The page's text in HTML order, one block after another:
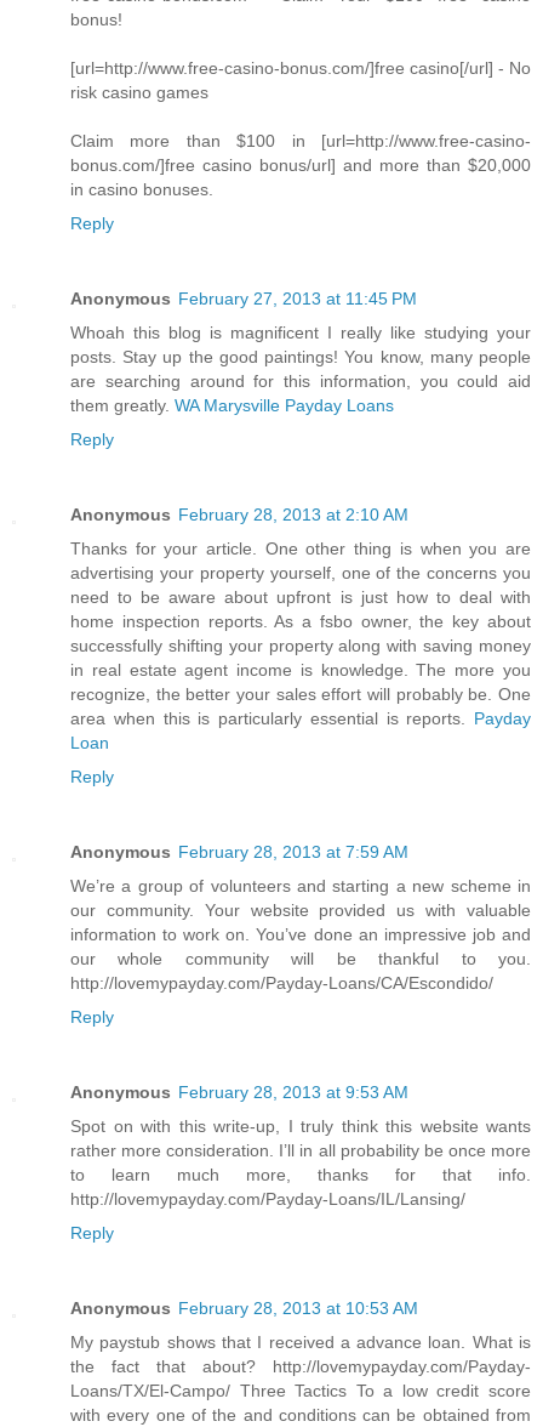
bonus!
[url=http://www.free-casino-bonus.com/]free casino[/url] - No
risk casino games
Claim more than $100 in [url=http://www.free-casino-
bonus.com/]free casino bonus/url] and more than $20,000
in casino bonuses.
Reply
Anonymous February 27, 2013 at 11:45 PM
Whoah this blog is magnificent I really like studying your
posts. Stay up the good paintings! You know, many people
are searching around for this information, you could aid
them greatly. WA Marysville Payday Loans
Reply
Anonymous February 28, 2013 at 2:10 AM
Thanks for your article. One other thing is when you are
advertising your property yourself, one of the concerns you
need to be aware about upfront is just how to deal with
home inspection reports. As a fsbo owner, the key about
successfully shifting your property along with saving money
in real estate agent income is knowledge. The more you
recognize, the better your sales effort will probably be. One
area when this is particularly essential is reports. Payday
Loan
Reply
Anonymous February 28, 2013 at 7:59 AM
We’re a group of volunteers and starting a new scheme in
our community. Your website provided us with valuable
information to work on. You’ve done an impressive job and
our whole community will be thankful to you.
http://lovemypayday.com/Payday-Loans/CA/Escondido/
Reply
Anonymous February 28, 2013 at 9:53 AM
Spot on with this write-up, I truly think this website wants
rather more consideration. I’ll in all probability be once more
to learn much more, thanks for that info.
http://lovemypayday.com/Payday-Loans/IL/Lansing/
Reply
Anonymous February 28, 2013 at 10:53 AM
My paystub shows that I received a advance loan. What is
the fact that about? http://lovemypayday.com/Payday-
Loans/TX/El-Campo/ Three Tactics To a low credit score
with every one of the and conditions can be obtained from